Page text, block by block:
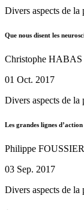
Divers aspects de la
Que nous disent les
Christophe HABAS
01 Oct. 2017
Divers aspects de la
Les grandes lignes
Philippe
03 Sep. 2017
Divers aspects de la